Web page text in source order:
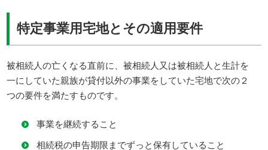
特定事業用宅地とその適用要件
被相続人の亡くなる直前に、被相続人又は被相続人と生計を
一にしていた親族が貸付以外の事業をしていた宅地で次の２
つの要件を満たすものです。
事業を継続すること
相続税の申告期限までずっと保有していること